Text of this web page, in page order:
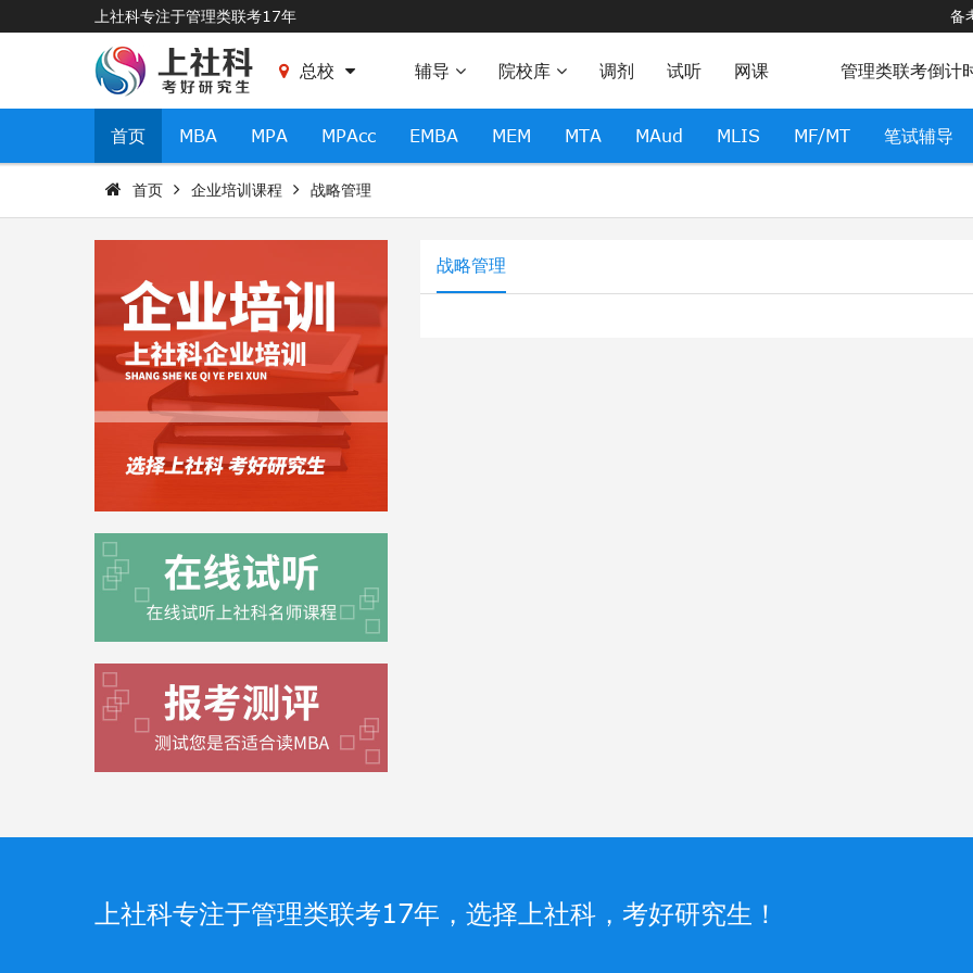
上社科专注于管理类联考17年 备
总校 辅导 院校库 调剂 试听 网课 管理类联考倒计
首页 MBA MPA MPAcc EMBA MEM MTA MAud MLIS MF/MT 笔试辅导
首页 企业培训课程 战略管理
战略管理
上社科专注于管理类联考17年，选择上社科，考好研究生！